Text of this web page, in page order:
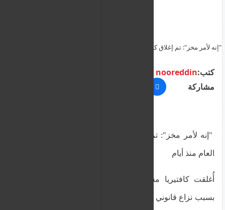
"إنه لأمر مخز": تم إغلاق كافتيريا مستشفى نيقوسيا العام منذ أيام بسبب
كتب:nooreddin
مشاركة
"إنه لأمر مخز": تم إغلاق كافتيريا مستشفى نيقوسيا
العام منذ أيام
أُغلقت كافتيريا مستشفى نيقوسيا العام منذ أيام ،